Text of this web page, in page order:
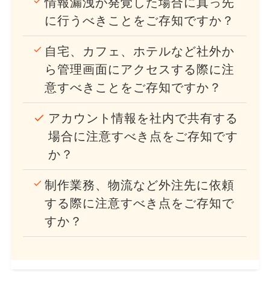
に行うべきことをご存知ですか？
自宅、カフェ、ホテルなど社外か
ら管理画面にアクセスする際に注
意すべきことをご存知ですか？
アカウント情報を社内で共有する
場合に注意すべき点をご存知です
か？
制作業務、物流など外注先に依頼
する際に注意すべき点をご存知で
すか？